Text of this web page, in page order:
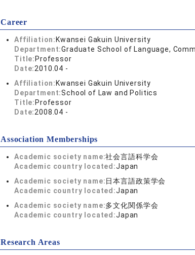
Career
Affiliation: Kwansei Gakuin University
Department:Graduate School of Language,
Title: Professor
Date:2010.04 -
Affiliation: Kwansei Gakuin University
Department:School of Law and Politics
Title: Professor
Date:2008.04 -
Association Memberships
Academic society name:社会言語科学会
Academic country located:Japan
Academic society name:日本言語政策学会
Academic country located:Japan
Academic society name:多文化関係学会
Academic country located:Japan
Research Areas